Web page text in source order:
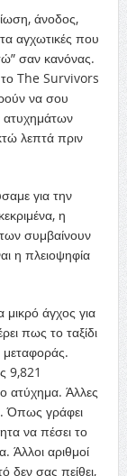
άνοδος,
αγχωτικές που
σαν κανόνας.
The Survivors
να σου
λεπτά πριν
για την
η
συμβαίνουν
η πλειοψηφία
μικρό άγχος για
πως το ταξίδι
μεταφοράς.
9,821
ατύχημα. Άλλες
Όπως γράφει
να πέσει το
Άλλοι αριθμοί
δεν σας πείθει,